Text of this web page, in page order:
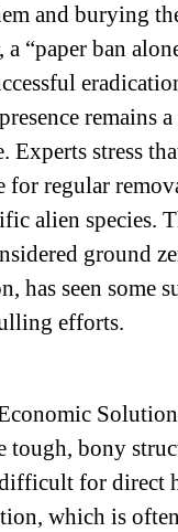
and burying the
a “paper ban
remains
Experts stress
for regular
alien species.
ground
has seen some
efforts.
tough, bony
for direct
which is